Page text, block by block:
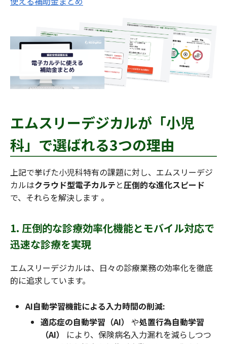
エムスリーデジカルが「小児
科」で選ばれる3つの理由
上記で挙げた小児科特有の課題に対し、エムスリーデジ
カルはクラウド型電子カルテと圧倒的な進化スピード
で、それらを解決します 。
1. 圧倒的な診療効率化機能とモバイル対応で
迅速な診療を実現
エムスリーデジカルは、日々の診療業務の効率化を徹底
的に追求しています。
AI自動学習機能による入力時間の削減:
適応症の自動学習（AI）
や処置行為自動学習
（AI）
により、保険病名入力漏れを減らしつつ